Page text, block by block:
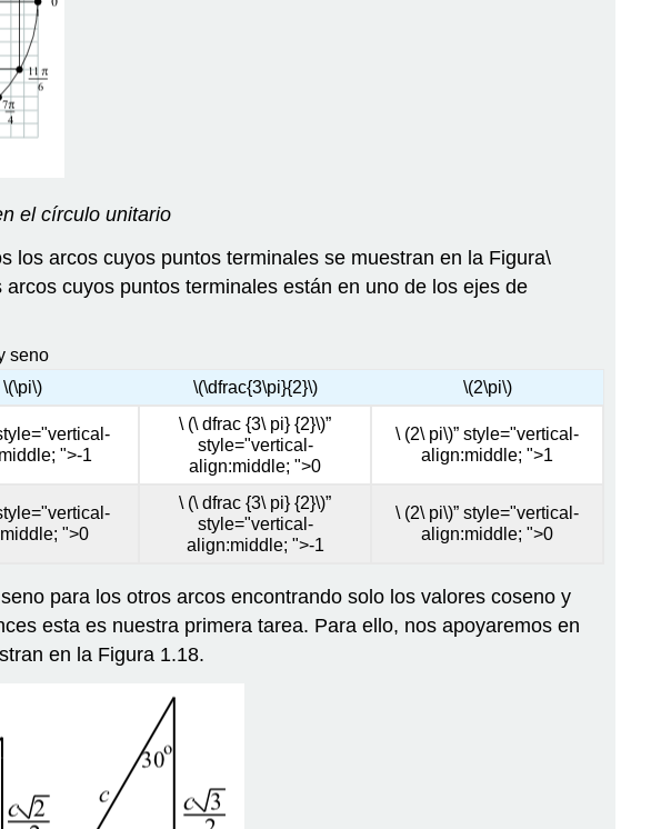
el círculo unitario
los arcos cuyos puntos terminales se muestran en la Figura\
cuyos puntos terminales están en uno de los ejes de
seno
\(\pi\) \(\dfrac{3\pi}{2}\) \(2\pi\)
">-1
\ (\ dfrac {3\ pi} {2}\)”
style="vertical-
align:middle; ">0
\ (2\ pi\)” style="vertical-
align:middle; ">1
">0
\ (\ dfrac {3\ pi} {2}\)”
style="vertical-
align:middle; ">-1
\ (2\ pi\)” style="vertical-
align:middle; ">0
para los otros arcos encontrando solo los valores coseno y
esta es nuestra primera tarea. Para ello, nos apoyaremos en
en la Figura 1.18.